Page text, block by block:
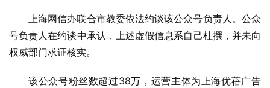
上海网信办联合市教委依法约谈该公众号负责人。公众
号负责人在约谈中承认，上述虚假信息系自己杜撰，并未向
权威部门求证核实。
该公众号粉丝数超过38万，运营主体为上海优蓓广告